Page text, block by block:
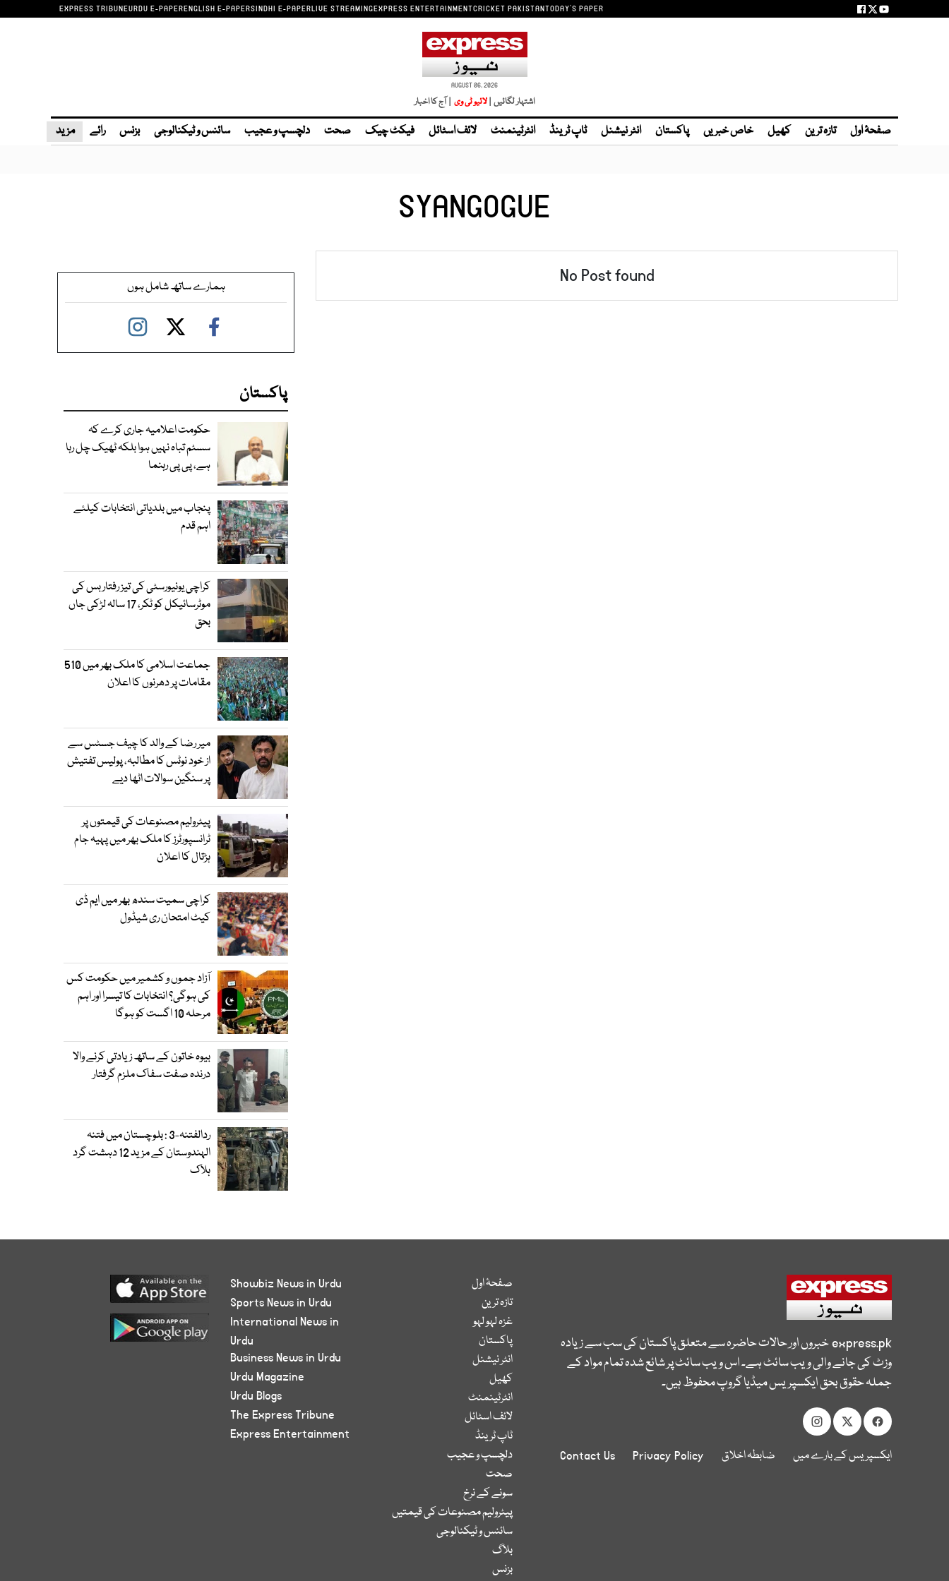
EXPRESS TRIBUNEURDU E-PAPERENGLISH E-PAPERSINDHI E-PAPERLIVE STREAMINGEXPRESS ENTERTAINMENTCRICKET PAKISTANTODAY'S PAPER
AUGUST 06, 2026
اشتہار لگائیں | | آج کا اخبار
صفحۂ اول تازہ ترین کھیل خاص خبریں پاکستان انٹر نیشنل ٹاپ ٹرینڈ انٹرٹینمنٹ لائف اسٹائل فیکٹ چیک صحت دلچسپ و عجیب سائنس و ٹیکنالوجی بزنس رائے مزید
SYANGOGUE
No Post found ہمارے ساتھ شامل ہوں
پاکستان
حکومت اعلامیہ جاری کرے کہ
سسٹم تباہ نہیں ہوا بلکہ ٹھیک چل رہا
ہے، پی پی رہنما
پنجاب میں بلدیاتی انتخابات کیلئے
اہم قدم
کراچی یونیورسٹی کی تیز رفتار بس کی
موٹرسائیکل کو ٹکر، 17 سالہ لڑکی جاں
بحق
جماعت اسلامی کا ملک بھر میں 510
مقامات پر دھرنوں کا اعلان
میر رضا کے والد کا چیف جسٹس سے
از خود نوٹس کا مطالبہ، پولیس تفتیش
پر سنگین سوالات اٹھا دیے
پیٹرولیم مصنوعات کی قیمتوں پر
ٹرانسپورٹرز کا ملک بھر میں پہیہ جام
ہڑتال کا اعلان
کراچی سمیت سندھ بھر میں ایم ڈی
کیٹ امتحان ری شیڈول
آزاد جموں و کشمیر میں حکومت کس
کی ہوگی؟ انتخابات کا تیسرا اور اہم
مرحلہ 10 اگست کو ہوگا
بیوہ خاتون کے ساتھ زیادتی کرنے والا
درندہ صفت سفاک ملزم گرفتار
ردالفتنہ-3 : بلوچستان میں فتنہ
الہندوستان کے مزید 12 دہشت گرد
ہلاک
express.pkخبروں اور حالات حاضرہ سے متعلق پاکستان کی سب سے زیادہ
وزٹ کی جانے والی ویب سائٹ ہے۔ اس ویب سائٹ پر شائع شدہ تمام مواد کے
جملہ حقوق بحق ایکسپریس میڈیا گروپ محفوظ ہیں۔
ایکسپریس کے بارے میں ضابطہ اخلاق Privacy Policy
Contact Us
صفحۂ اول
تازہ ترین
غزہ لہو لہو
پاکستان
انٹر نیشنل
کھیل
انٹرٹینمنٹ
لائف اسٹائل
ٹاپ ٹرینڈ
دلچسپ و عجیب
صحت
سونے کے نرخ
پیٹرولیم مصنوعات کی قیمتیں
سائنس و ٹیکنالوجی
بلاگ
بزنس
Showbiz News in Urdu
Sports News in Urdu
International News in
Urdu
Business News in Urdu
Urdu Magazine
Urdu Blogs
The Express Tribune
Express Entertainment